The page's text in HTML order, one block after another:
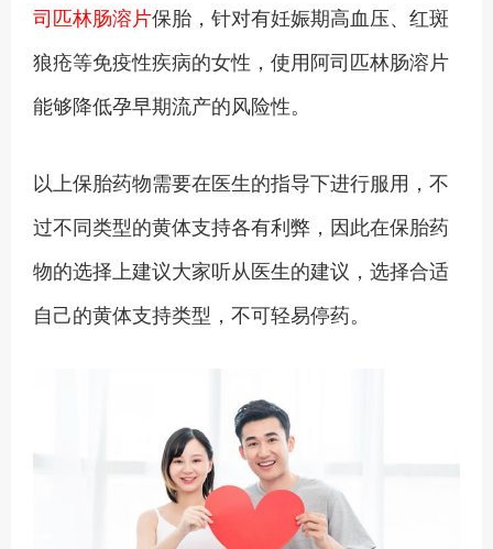
司匹林肠溶片保胎，针对有妊娠期高血压、红斑
狼疮等免疫性疾病的女性，使用阿司匹林肠溶片
能够降低孕早期流产的风险性。
以上保胎药物需要在医生的指导下进行服用，不
过不同类型的黄体支持各有利弊，因此在保胎药
物的选择上建议大家听从医生的建议，选择合适
自己的黄体支持类型，不可轻易停药。